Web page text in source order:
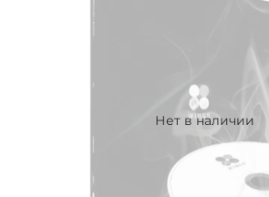
Нет в наличии